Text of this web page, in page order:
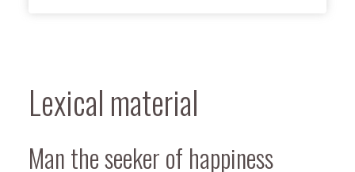
Lexical material
Man the seeker of happiness